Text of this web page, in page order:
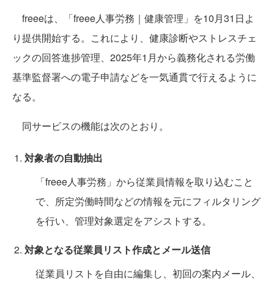
freeeは、「freee人事労務｜健康管理」を10月31日よ
り提供開始する。これにより、健康診断やストレスチェ
ックの回答進捗管理、2025年1月から義務化される労働
基準監督署への電子申請などを一気通貫で行えるように
なる。
同サービスの機能は次のとおり。
対象者の自動抽出
「freee人事労務」から従業員情報を取り込むこと
で、所定労働時間などの情報を元にフィルタリング
を行い、管理対象選定をアシストする。
対象となる従業員リスト作成とメール送信
従業員リストを自由に編集し、初回の案内メール、